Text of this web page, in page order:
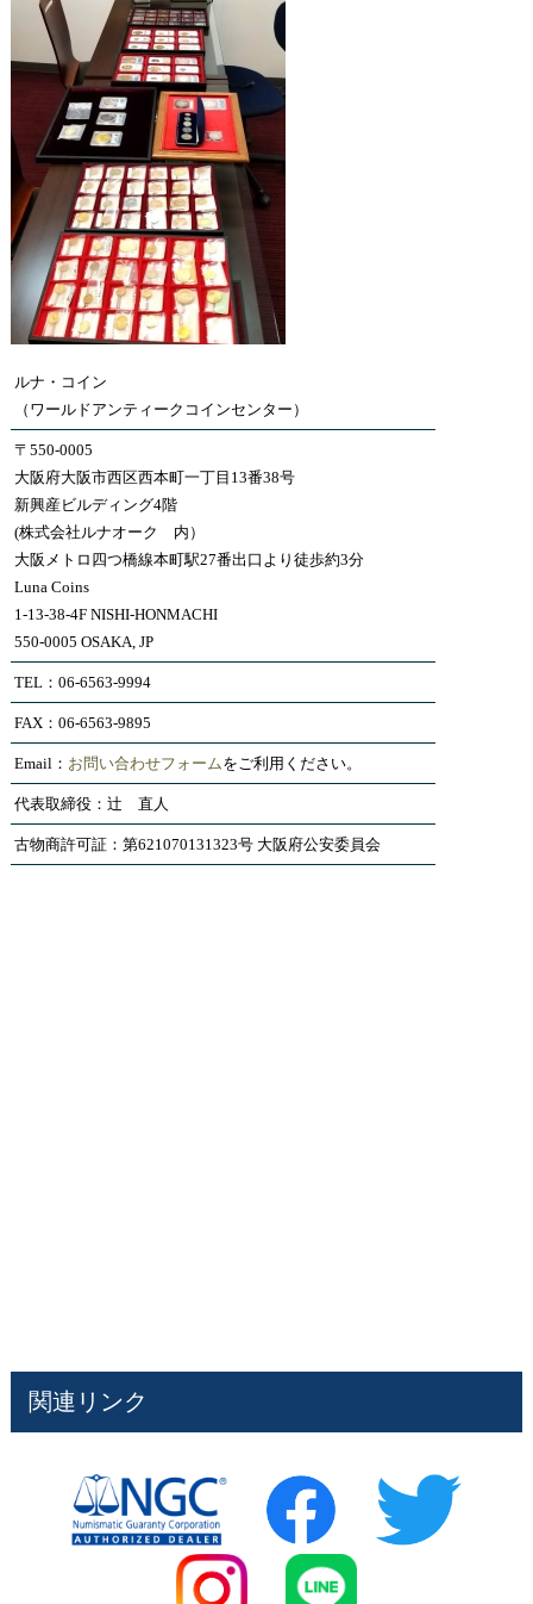
ルナ・コイン
（ワールドアンティークコインセンター）
〒550-0005
大阪府大阪市西区西本町一丁目13番38号
新興産ビルディング4階
(株式会社ルナオーク 内）
大阪メトロ四つ橋線本町駅27番出口より徒歩約3分
Luna Coins
1-13-38-4F NISHI-HONMACHI
550-0005 OSAKA, JP
TEL：06-6563-9994
FAX：06-6563-9895
Email： お問い合わせフォームをご利用ください。
代表取締役：辻 直人
古物商許可証：第621070131323号 大阪府公安委員会
関連リンク